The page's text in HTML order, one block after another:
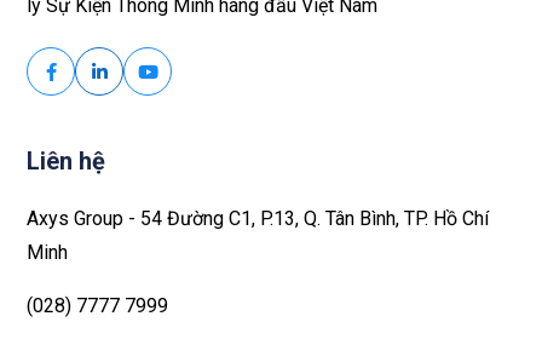
lý Sự Kiện Thông Minh hàng đầu Việt Nam
Liên hệ
Axys Group - 54 Đường C1, P.13, Q. Tân Bình, TP. Hồ Chí
Minh
(028) 7777 7999